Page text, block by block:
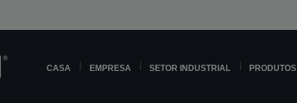
CASA EMPRESA SETOR INDUSTRIAL PRODUTOS